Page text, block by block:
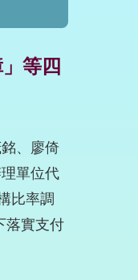
等四
、廖倚
單位代
比率調
落實支付